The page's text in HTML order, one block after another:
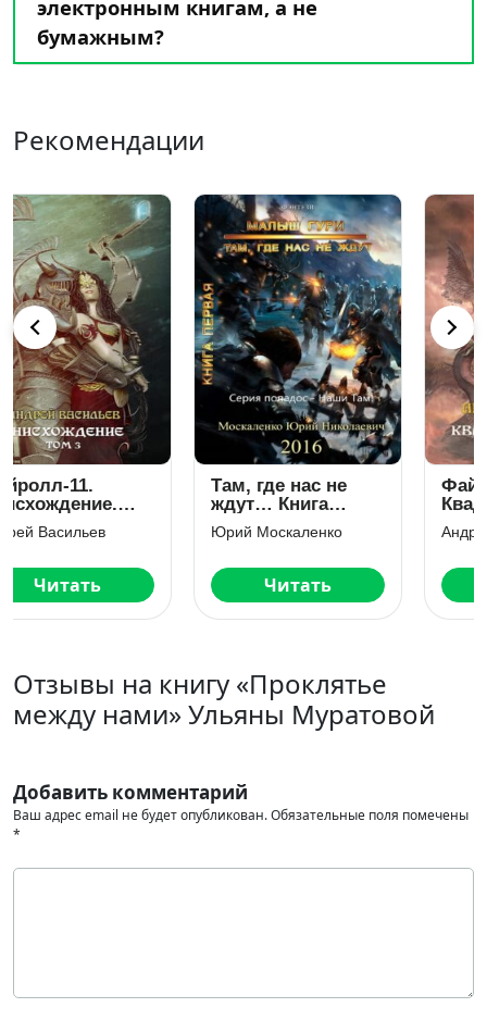
электронным книгам, а не
бумажным?
Рекомендации
Там, где нас не
ждут… Книга
первая
Юрий Москаленко
Читать
Файролл-12.
Квадратура круга.
Андрей Васильев
Читать
Отзывы на книгу «Проклятье
между нами» Ульяны Муратовой
Добавить комментарий
Ваш адрес email не будет опубликован.Обязательные поля помечены
*